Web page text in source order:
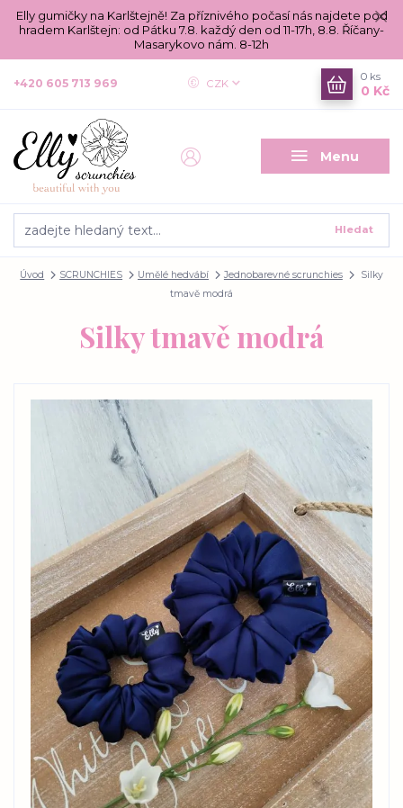
Elly gumičky na Karlštejně! Za příznivého počasí nás najdete pod
hradem Karlštejn: od Pátku 7.8. každý den od 11-17h, 8.8. Říčany-
Masarykovo nám. 8-12h
Menu
CZK
Hledat
+420 605 713 969
0 ks
0 Kč
Úvod SCRUNCHIES Umělé hedvábí Jednobarevné scrunchies
Silky
tmavě modrá
Silky tmavě modrá